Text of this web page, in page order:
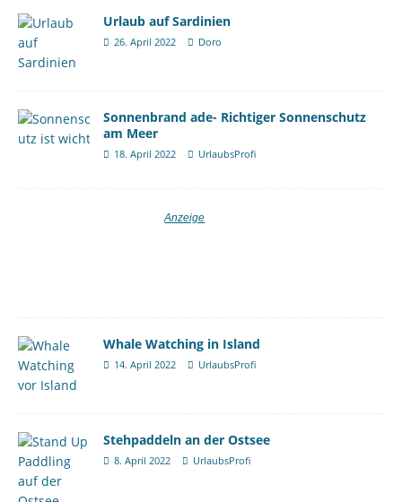
Urlaub auf Sardinien
26. April 2022 Doro
Sonnenbrand ade- Richtiger Sonnenschutz
am Meer
18. April 2022 UrlaubsProfi
Whale Watching in Island
14. April 2022 UrlaubsProfi
Stehpaddeln an der Ostsee
8. April 2022 UrlaubsProfi